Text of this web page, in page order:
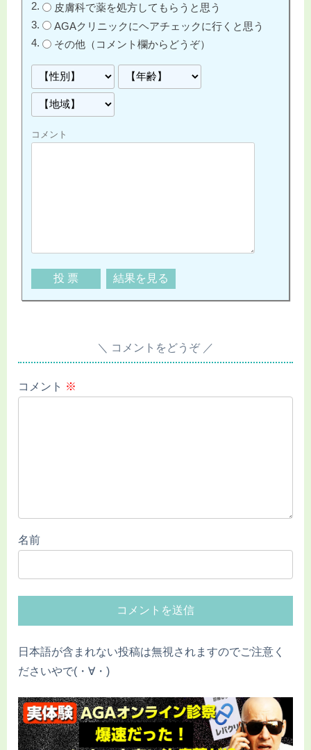
皮膚科で薬を処方してもらうと思う
AGAクリニックにヘアチェックに行くと思う
その他（コメント欄からどうぞ）
コメント
コメントをどうぞ
コメント ※
名前
日本語が含まれない投稿は無視されますのでご注意く
ださいやで(・∀・)